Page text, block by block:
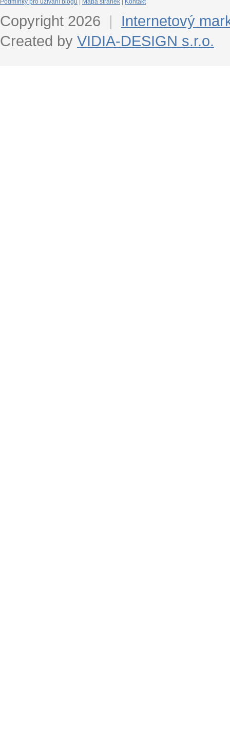
Podmínky pro užívání blogu Mapa stránek Kontakt
Copyright 2026 |
Internetový
Created by VIDIA-DESIGN s.r.o.